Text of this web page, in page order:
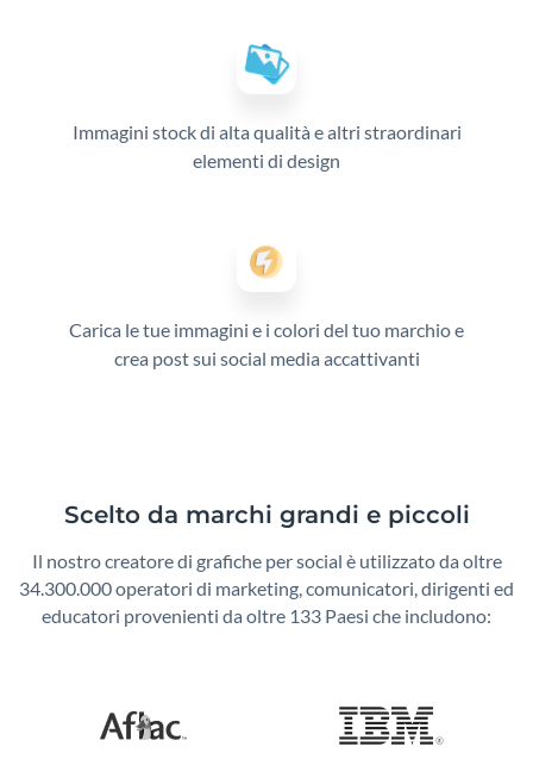
Immagini stock di alta qualità e altri straordinari
elementi di design
Carica le tue immagini e i colori del tuo marchio e
crea post sui social media accattivanti
Scelto da marchi grandi e piccoli
Il nostro creatore di grafiche per social è utilizzato da oltre
34.300.000 operatori di marketing, comunicatori,dirigenti ed
educatori provenienti da oltre 133 Paesi che includono: